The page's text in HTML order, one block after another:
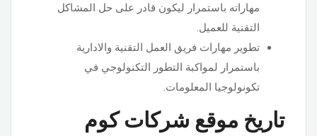
مهاراته باستمرار ليكون قادر على حل المشاكل
التقنية للعميل.
تطوير مهارات فريق العمل التقنية والادارية
باستمرار لمواكبة التطور التكنولوجي في
تكونولوجيا المعلومات.
تاريخ موقع شركات كوم